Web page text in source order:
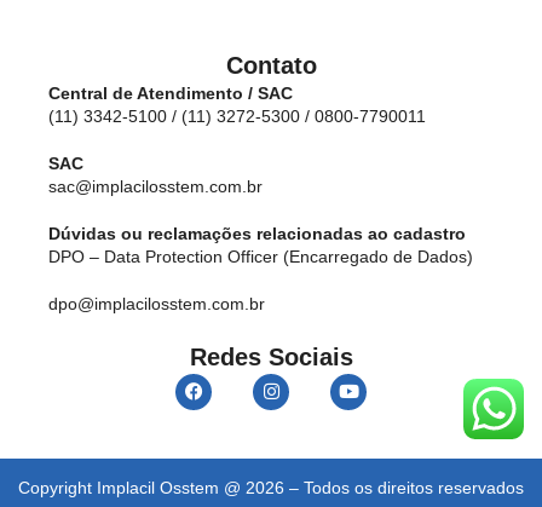
Contato
Central de Atendimento / SAC
(11) 3342-5100 / (11) 3272-5300 / 0800-7790011
SAC
sac@implacilosstem.com.br
Dúvidas ou reclamações relacionadas ao cadastro
DPO – Data Protection Officer (Encarregado de Dados)
dpo@implacilosstem.com.br
Redes Sociais
Copyright Implacil Osstem @ 2026 – Todos os direitos reservados